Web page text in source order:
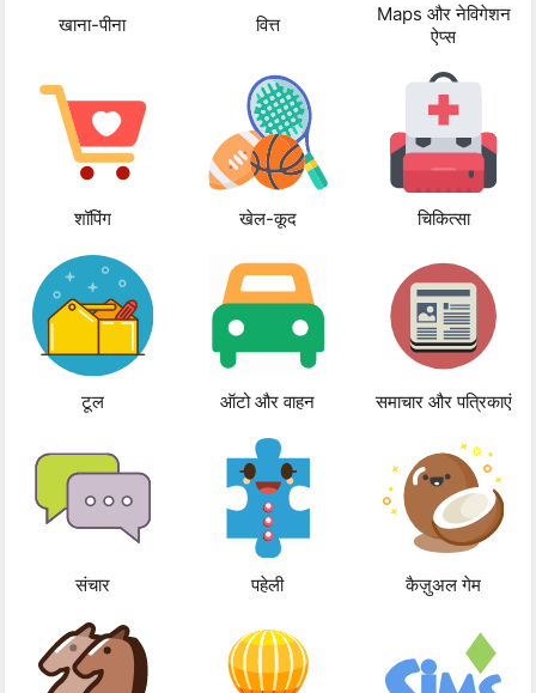
खाना-पीना वित्त
Maps और नेविगेशन
ऐप्स
शॉपिंग खेल-कूद चिकित्सा
टूल ऑटो और वाहन समाचार और पत्रिकाएं
संचार पहेली कैज़ुअल गेम